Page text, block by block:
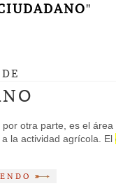
"
otra parte, es el
la actividad agrícola. El